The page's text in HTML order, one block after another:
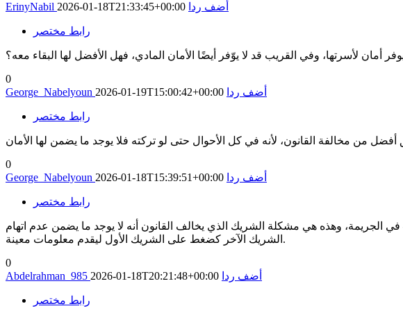
ErinyNabil 2026-01-18T21:33:45+00:00 أضف ردا
رابط مختصر
أمان لأسرتها، وفي القريب قد لا يوّفر أيضًا الأمان المادي، فهل الأفضل لها البقاء معه؟
0
George_Nabelyoun 2026-01-19T15:00:42+00:00 أضف ردا
رابط مختصر
0
George_Nabelyoun 2026-01-18T15:39:51+00:00 أضف ردا
رابط مختصر
الجريمة، وهذه هي مشكلة الشريك الذي يخالف القانون أنه لا يوجد ما يضمن عدم اتهام
الشريك الآخر كضغط على الشريك الأول ليقدم معلومات معينة.
0
Abdelrahman_985 2026-01-18T20:21:48+00:00 أضف ردا
رابط مختصر